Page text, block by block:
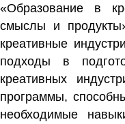
«Образование в
смыслы и
креативные
подходы в
креативных
программы,
необходимые